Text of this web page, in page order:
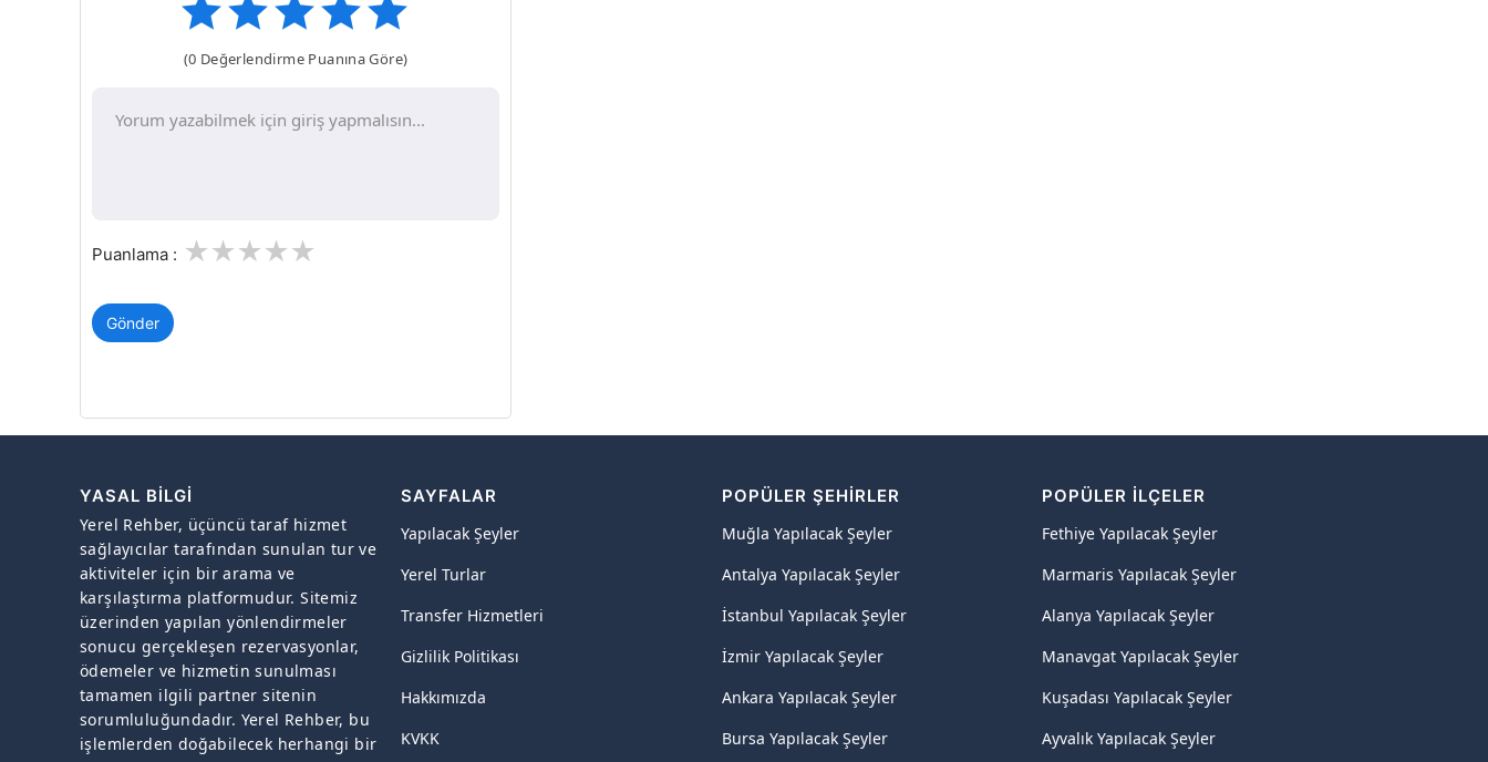
(0 Değerlendirme Puanına Göre)
Puanlama : 3
2
1
Gönder
YASAL BILGI
Yerel Rehber, üçüncü taraf hizmet
sağlayıcılar tarafından sunulan tur ve
aktiviteler için bir arama ve
karşılaştırma platformudur. Sitemiz
üzerinden yapılan yönlendirmeler
sonucu gerçekleşen rezervasyonlar,
ödemeler ve hizmetin sunulması
tamamen ilgili partner sitenin
sorumluluğundadır. Yerel Rehber, bu
işlemlerden doğabilecek herhangi bir
SAYFALAR
Yapılacak Şeyler
Yerel Turlar
Transfer Hizmetleri
Gizlilik Politikası
Hakkımızda
KVKK
POPÜLER ŞEHIRLER
Muğla Yapılacak Şeyler
Antalya Yapılacak Şeyler
İstanbul Yapılacak Şeyler
İzmir Yapılacak Şeyler
Ankara Yapılacak Şeyler
Bursa Yapılacak Şeyler
POPÜLER İLÇELER
Fethiye Yapılacak Şeyler
Marmaris Yapılacak Şeyler
Alanya Yapılacak Şeyler
Manavgat Yapılacak Şeyler
Kuşadası Yapılacak Şeyler
Ayvalık Yapılacak Şeyler